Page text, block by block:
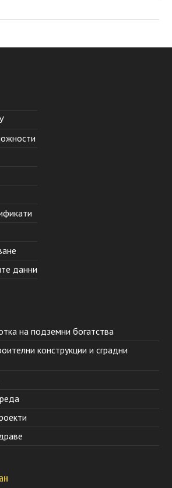
данни
на подземни богатства
конструкции и сградни